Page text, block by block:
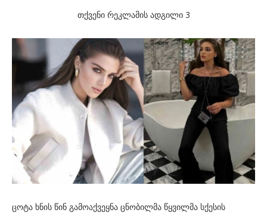
თქვენი რეკლამის ადგილი 3
ცოტა ხნის წინ გამოაქვეყნა ცნობილმა წყვილმა სქესის